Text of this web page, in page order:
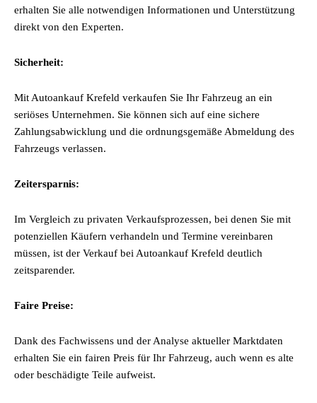
erhalten Sie alle notwendigen Informationen und Unterstützung
direkt von den Experten.
Sicherheit:
Mit Autoankauf Krefeld verkaufen Sie Ihr Fahrzeug an ein
seriöses Unternehmen. Sie können sich auf eine sichere
Zahlungsabwicklung und die ordnungsgemäße Abmeldung des
Fahrzeugs verlassen.
Zeitersparnis:
Im Vergleich zu privaten Verkaufsprozessen, bei denen Sie mit
potenziellen Käufern verhandeln und Termine vereinbaren
müssen, ist der Verkauf bei Autoankauf Krefeld deutlich
zeitsparender.
Faire Preise:
Dank des Fachwissens und der Analyse aktueller Marktdaten
erhalten Sie ein fairen Preis für Ihr Fahrzeug, auch wenn es alte
oder beschädigte Teile aufweist.